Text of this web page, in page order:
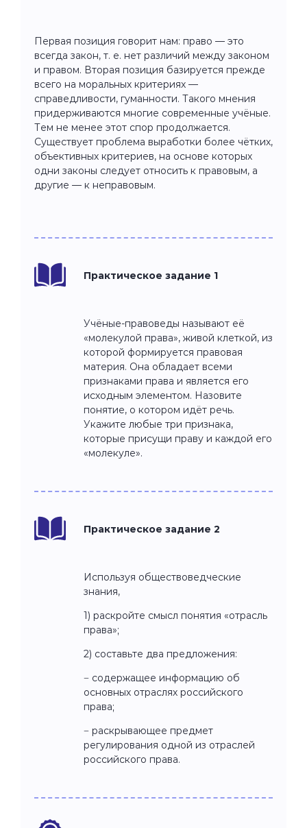
Первая позиция говорит нам: право — это
всегда закон, т. е. нет различий между законом
и правом. Вторая позиция базируется прежде
всего на моральных критериях —
справедливости, гуманности. Такого мнения
придерживаются многие современные учёные.
Тем не менее этот спор продолжается.
Существует проблема выработки более чётких,
объективных критериев, на основе которых
одни законы следует относить к правовым, а
другие — к неправовым.
Практическое задание 1
Учёные-правоведы называют её
«молекулой права», живой клеткой, из
которой формируется правовая
материя. Она обладает всеми
признаками права и является его
исходным элементом. Назовите
понятие, о котором идёт речь.
Укажите любые три признака,
которые присущи праву и каждой его
«молекуле».
Практическое задание 2
Используя обществоведческие
знания,
1) раскройте смысл понятия «отрасль
права»;
2) составьте два предложения:
− содержащее информацию об
основных отраслях российского
права;
− раскрывающее предмет
регулирования одной из отраслей
российского права.